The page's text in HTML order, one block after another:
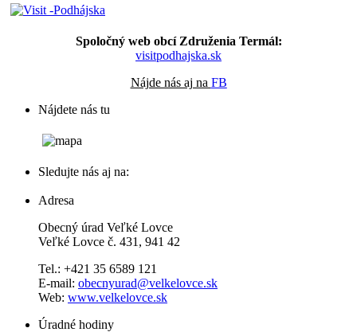
Spoločný web obcí Združenia Termál:
visitpodhajska.sk
Nájde nás aj na FB
Nájdete nás tu
Sledujte nás aj na:
Adresa
Obecný úrad Veľké Lovce
Veľké Lovce č. 431, 941 42
Tel.: +421 35 6589 121
E-mail: obecnyurad@velkelovce.sk
Web: www.velkelovce.sk
Úradné hodiny